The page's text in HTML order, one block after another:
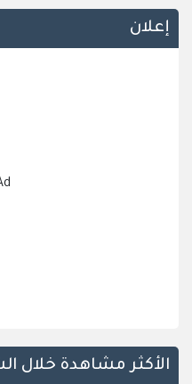
إعلان
الأكثر مشاهدة خلال